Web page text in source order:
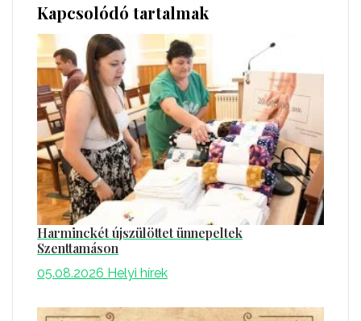
Kapcsolódó tartalmak
Harminckét újszülöttet ünnepeltek
Szenttamáson
05.08.2026 Helyi hírek